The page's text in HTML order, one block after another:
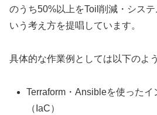
のうち50%以上をToil削減・シス
いう考え方を提唱しています。
具体的な作業例としては以下のよ
Terraform・Ansibleを使った
（IaC）